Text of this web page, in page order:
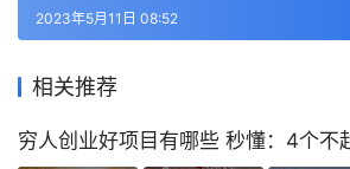
2023年5月11日 08:52
相关推荐
穷人创业好项目有哪些 秒懂：4个不